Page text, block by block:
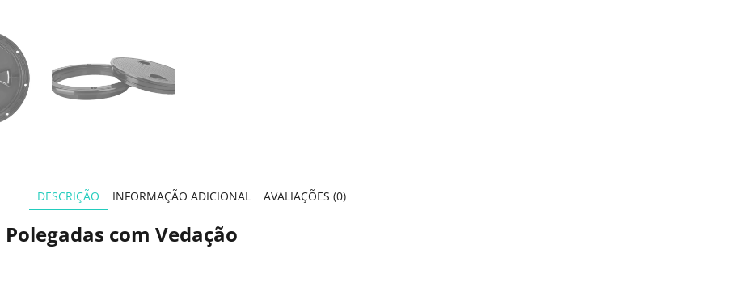
DESCRIÇÃO INFORMAÇÃO ADICIONAL AVALIAÇÕES (0)
com Vedação